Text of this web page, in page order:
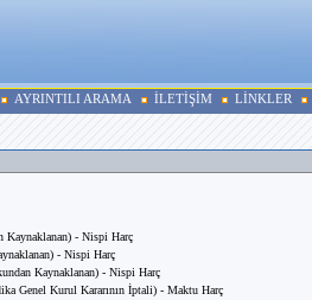
AYRINTILI ARAMA İLETİŞİM LİNKLER
Kaynaklanan) - Nispi Harç
- Nispi Harç
Kaynaklanan) - Nispi Harç
Genel Kurul Kararının İptali) - Maktu Harç